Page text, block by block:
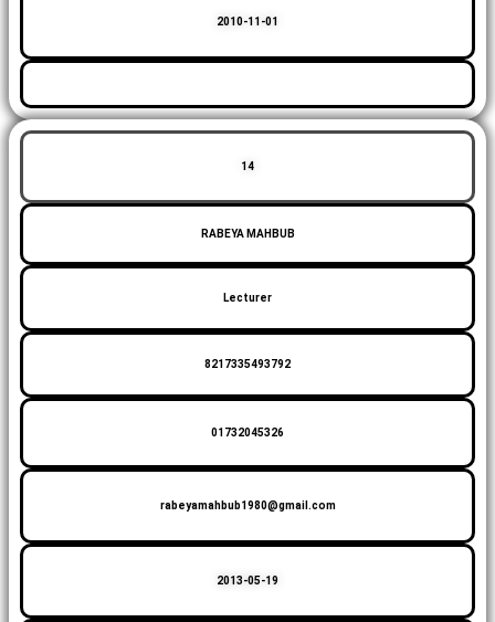
2010-11-01
14
RABEYA MAHBUB
Lecturer
8217335493792
01732045326
rabeyamahbub1980@gmail.com
2013-05-19